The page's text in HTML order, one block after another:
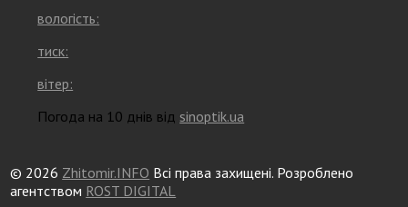
вологість:
тиск:
вітер:
Погода на 10 днів від sinoptik.ua
© 2026 Zhitomir.INFO Всі права захищені. Розроблено
агентством ROST DIGITAL